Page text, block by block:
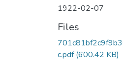
1922-02-07
Files
c.pdf(600.42 KB)